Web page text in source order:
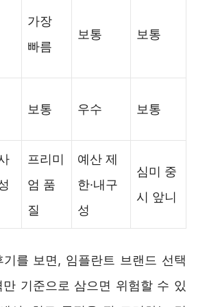
가장
빠름
보통 보통
보통 우수 보통
프리미
엄 품
질
예산 제
한·내구
성
심미 중
시 앞니
를 보면, 임플란트 브랜드 선택
기준으로 삼으면 위험할 수 있